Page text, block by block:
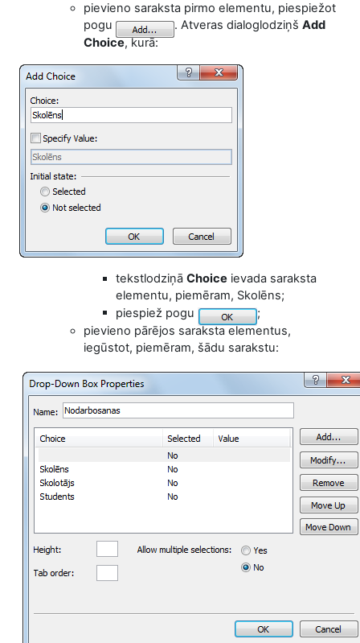
pievieno saraksta pirmo elementu, piespiežot
pogu
. Atveras dialoglodziņš Add
Choice, kurā:
tekstlodziņā Choice ievada saraksta
elementu, piemēram, Skolēns;
piespiež pogu
;
pievieno pārējos saraksta elementus,
iegūstot, piemēram, šādu sarakstu: